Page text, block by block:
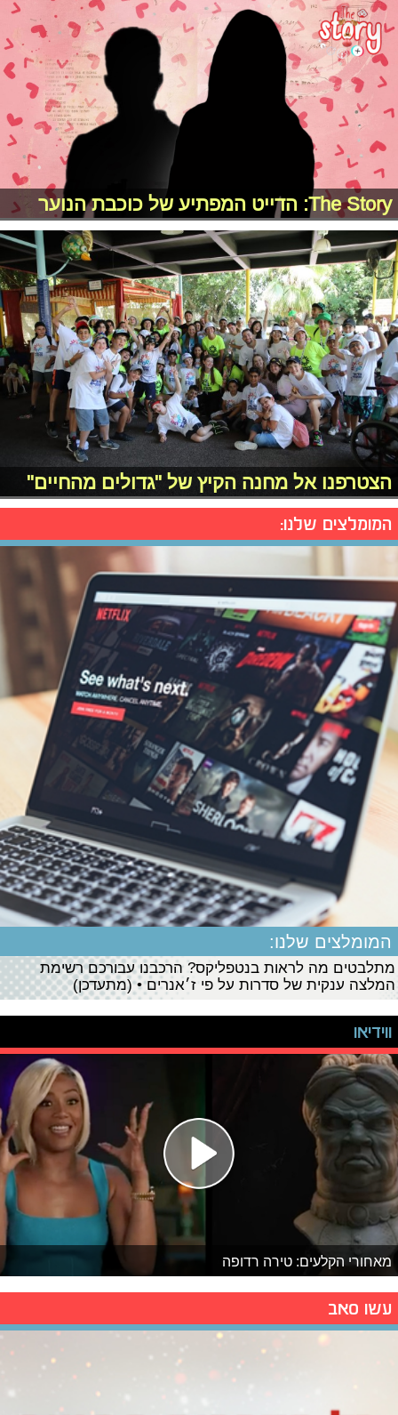
The Story: הדייט המפתיע של כוכבת הנוער
הצטרפנו אל מחנה הקיץ של "גדולים מהחיים"
המומלצים שלנו:
המומלצים שלנו:
מתלבטים מה לראות בנטפליקס? הרכבנו עבורכם רשימת
המלצה ענקית של סדרות על פי ז׳אנרים • (מתעדכן)
ווידיאו
מאחורי הקלעים: טירה רדופה
עשו סאב